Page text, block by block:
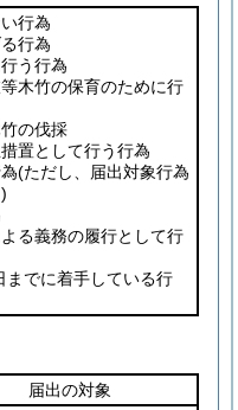
行為
行為
う行為
木竹の保育のために行
の伐採
置として行う行為
(ただし、届出対象行為
る義務の履行として行
までに着手している行
届出の対象